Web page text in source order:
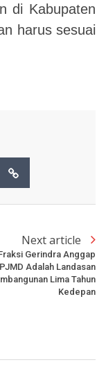
di Kabupaten
harus sesuai
Next article
Gerindra Anggap
Adalah Landasan
Lima Tahun
Kedepan